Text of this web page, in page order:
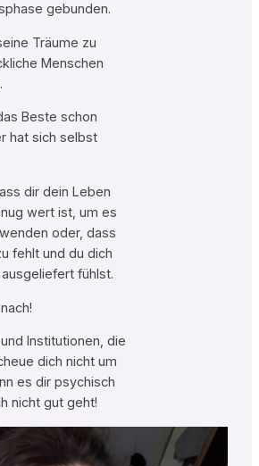
gebunden.
Träume zu
Menschen
Beste schon
hat sich selbst
dir dein Leben
wert ist, um es
oder, dass
fehlt und du dich
fühlst.
Institutionen, die
dich nicht um
es dir psychisch
nicht gut geht!